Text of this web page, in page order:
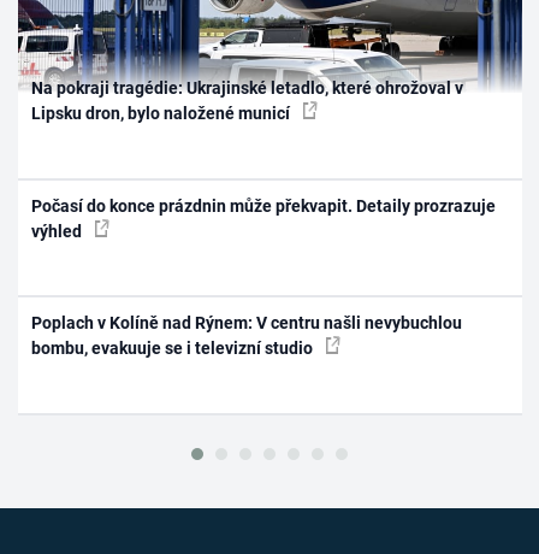
Na pokraji tragédie: Ukrajinské letadlo, které ohrožoval v
Lipsku dron, bylo naložené municí
Počasí do konce prázdnin může překvapit. Detaily prozrazuje
výhled
Poplach v Kolíně nad Rýnem: V centru našli nevybuchlou
bombu, evakuuje se i televizní studio